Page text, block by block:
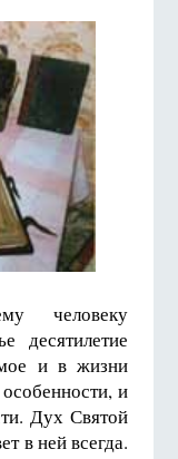
человеку
десятилетие
и в жизни
и
Дух Святой
в ней всегда.